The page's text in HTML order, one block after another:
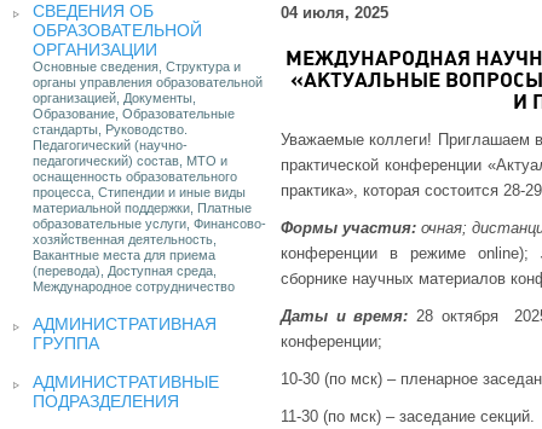
СВЕДЕНИЯ ОБ
ОБРАЗОВАТЕЛЬНОЙ
ОРГАНИЗАЦИИ
Основные сведения, Структура и
органы управления образовательной
организацией, Документы,
Образование, Образовательные
стандарты, Руководство.
Педагогический (научно-
педагогический) состав, МТО и
оснащенность образовательного
процесса, Стипендии и иные виды
материальной поддержки, Платные
образовательные услуги, Финансово-
хозяйственная деятельность,
Вакантные места для приема
(перевода), Доступная среда,
Международное сотрудничество
АДМИНИСТРАТИВНАЯ
ГРУППА
АДМИНИСТРАТИВНЫЕ
ПОДРАЗДЕЛЕНИЯ
04 июля, 2025
МЕЖДУНАРОДНАЯ
«АКТУАЛЬНЫЕ
И
Уважаемые коллеги! Приглашаем
практической конференции
практика», которая состоится 28-
Формы участия: очная;
конференции в режиме online);
сборнике научных материалов
Даты и время:28 октября
конференции;
10-30 (по мск) – пленарное
11-30 (по мск) – заседание секций.